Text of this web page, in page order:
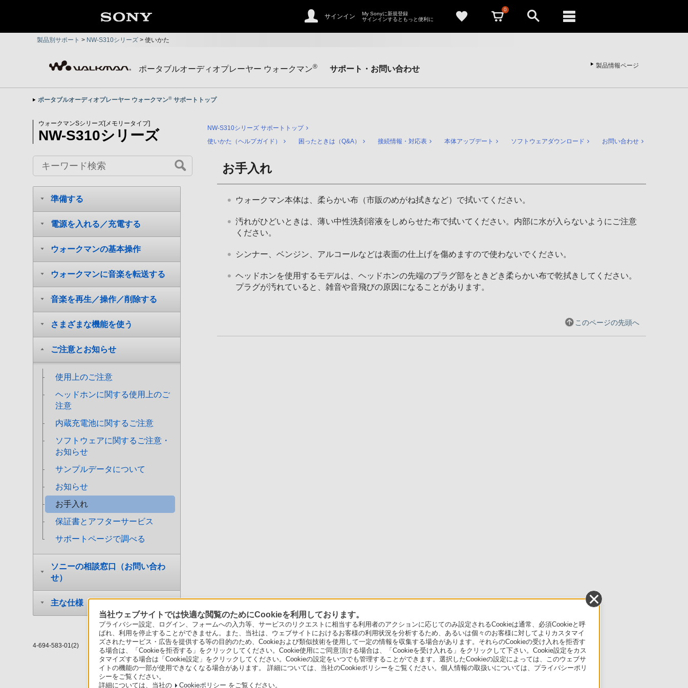
サインイン
My Sonyに新規登録
サインインするともっと便利に
0
製品別サポート > NW-S310シリーズ > 使いかた
ポータブルオーディオプレーヤー ウォークマン® サポート・お問い合わせ 製品情報ページ
ポータブルオーディオプレーヤー ウォークマン® サポートトップ
ウォークマンSシリーズ[メモリータイプ]
NW-S310シリーズ
NW-S310シリーズ サポートトップ
使いかた（ヘルプガイド）
困ったときは（Q&A） 接続情報・対応表 本体アップデート ソフトウェアダウンロード お問い合わせ
準備する
電源を入れる／充電する
ウォークマンの基本操作
ウォークマンに音楽を転送する
音楽を再生／操作／削除する
さまざまな機能を使う
ご注意とお知らせ
使用上のご注意
ヘッドホンに関する使用上のご
注意
内蔵充電池に関するご注意
ソフトウェアに関するご注意・
お知らせ
サンプルデータについて
お知らせ
お手入れ
保証書とアフターサービス
サポートページで調べる
ソニーの相談窓口（お問い合わ
せ）
主な仕様
4-694-583-01(2)
お手入れ
ウォークマン本体は、柔らかい布（市販のめがね拭きなど）で拭いてください。
汚れがひどいときは、薄い中性洗剤溶液をしめらせた布で拭いてください。内部に水が入らないようにご注意
ください。
シンナー、ベンジン、アルコールなどは表面の仕上げを傷めますので使わないでください。
ヘッドホンを使用するモデルは、ヘッドホンの先端のプラグ部をときどき柔らかい布で乾拭きしてください。
プラグが汚れていると、雑音や音飛びの原因になることがあります。
このページの先頭へ
当社ウェブサイトでは快適な閲覧のためにCookieを利用しております。
プライバシー設定、ログイン、フォームへの入力等、サービスのリクエストに相当する利用者のアクションに応じてのみ設定されるCookieは通常、必須Cookieと呼
ばれ、利用を停止することができません。また、当社は、ウェブサイトにおけるお客様の利用状況を分析するため、あるいは個々のお客様に対してよりカスタマイ
ズされたサービス・広告を提供する等の目的のため、Cookieおよび類似技術を使用して一定の情報を収集する場合があります。それらのCookieの受け入れを拒否す
る場合は、「Cookieを拒否する」をクリックしてください。Cookie使用にご同意頂ける場合は、「Cookieを受け入れる」をクリックして下さい。Cookie設定をカス
タマイズする場合は「Cookie設定」をクリックしてください。Cookieの設定をいつでも管理することができます。選択したCookieの設定によっては、このウェブサ
イトの機能の一部が使用できなくなる場合があります。 詳細については、当社のCookieポリシーをご覧ください。個人情報の取扱いについては、プライバシーポリ
シーをご覧ください。
詳細については、当社の
Cookieポリシー をご覧ください。